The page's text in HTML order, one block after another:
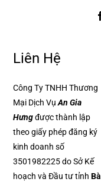
Liên Hệ
Công Ty TNHH Thương
Mại Dịch Vụ An Gia
Hưngđược thành lập
theo giấy phép đăng ký
kinh doanh số
3501982225 do Sở Kế
hoạch và Đầu tư tỉnhBà